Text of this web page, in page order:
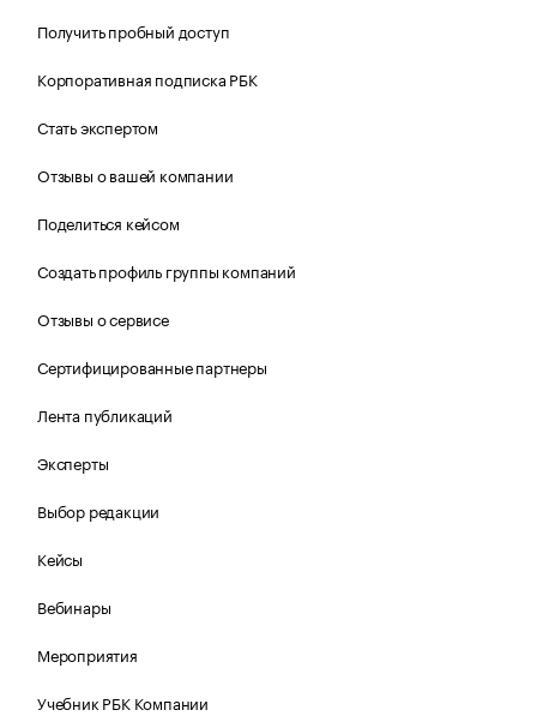
Получить пробный доступ
Корпоративная подписка РБК
Стать экспертом
Отзывы о вашей компании
Поделиться кейсом
Создать профиль группы компаний
Отзывы о сервисе
Сертифицированные партнеры
Лента публикаций
Эксперты
Выбор редакции
Кейсы
Вебинары
Мероприятия
Учебник РБК Компании